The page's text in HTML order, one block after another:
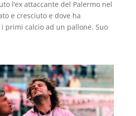
l’ex attaccante del Palermo nel
e cresciuto e dove ha
primi calcio ad un pallone. Suo